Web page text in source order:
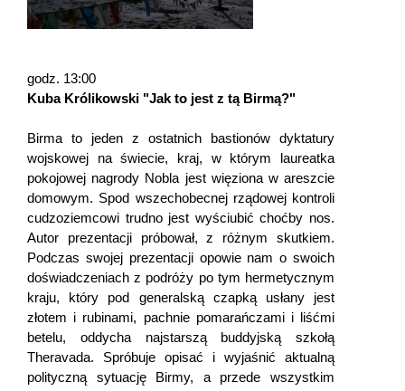
godz. 13:00
Kuba Królikowski "Jak to jest z tą Birmą?"
Birma to jeden z ostatnich bastionów dyktatury
wojskowej na świecie, kraj, w którym laureatka
pokojowej nagrody Nobla jest więziona w areszcie
domowym. Spod wszechobecnej rządowej kontroli
cudzoziemcowi trudno jest wyściubić choćby nos.
Autor prezentacji próbował, z różnym skutkiem.
Podczas swojej prezentacji opowie nam o swoich
doświadczeniach z podróży po tym hermetycznym
kraju, który pod generalską czapką usłany jest
złotem i rubinami, pachnie pomarańczami i liśćmi
betelu, oddycha najstarszą buddyjską szkołą
Theravada. Spróbuje opisać i wyjaśnić aktualną
polityczną sytuację Birmy, a przede wszystkim